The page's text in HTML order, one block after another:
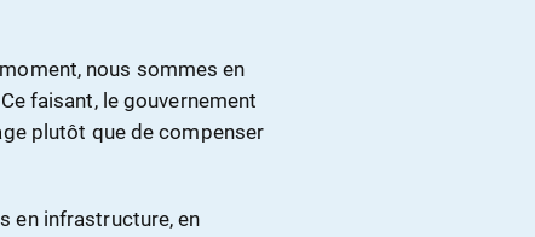
nous sommes en
faisant, le gouvernement
plutôt que de compenser
en infrastructure, en